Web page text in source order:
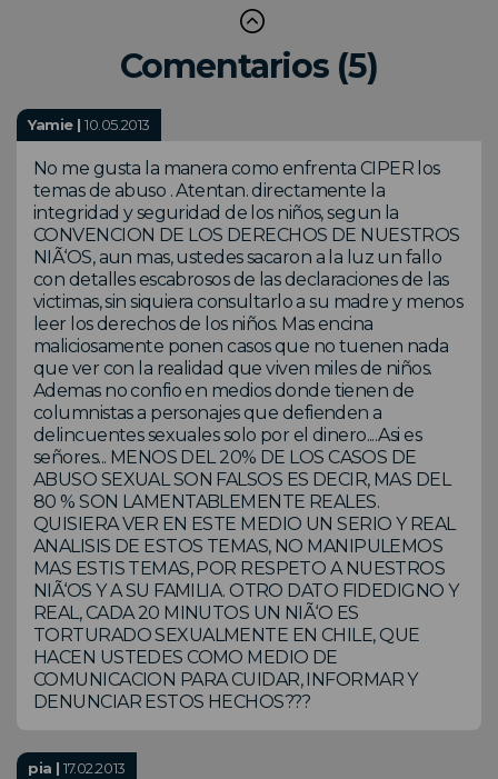
Comentarios (5)
Yamie |10.05.2013
No me gusta la manera como enfrenta CIPER los
temas de abuso . Atentan. directamente la
integridad y seguridad de los niños, segun la
CONVENCION DE LOS DERECHOS DE NUESTROS
NIÃ‘OS, aun mas, ustedes sacaron a la luz un fallo
con detalles escabrosos de las declaraciones de las
victimas, sin siquiera consultarlo a su madre y menos
leer los derechos de los niños. Mas encina
maliciosamente ponen casos que no tuenen nada
que ver con la realidad que viven miles de niños.
Ademas no confio en medios donde tienen de
columnistas a personajes que defienden a
delincuentes sexuales solo por el dinero....Asi es
señores... MENOS DEL 20% DE LOS CASOS DE
ABUSO SEXUAL SON FALSOS ES DECIR, MAS DEL
80 % SON LAMENTABLEMENTE REALES.
QUISIERA VER EN ESTE MEDIO UN SERIO Y REAL
ANALISIS DE ESTOS TEMAS, NO MANIPULEMOS
MAS ESTIS TEMAS, POR RESPETO A NUESTROS
NIÃ‘OS Y A SU FAMILIA. OTRO DATO FIDEDIGNO Y
REAL, CADA 20 MINUTOS UN NIÃ‘O ES
TORTURADO SEXUALMENTE EN CHILE, QUE
HACEN USTEDES COMO MEDIO DE
COMUNICACION PARA CUIDAR, INFORMAR Y
DENUNCIAR ESTOS HECHOS???
pia |17.02.2013